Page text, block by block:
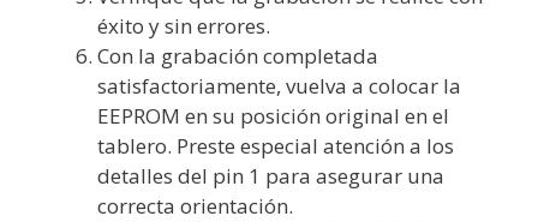
éxito y sin errores.
Con la grabación completada
satisfactoriamente, vuelva a colocar la
EEPROM en su posición original en el
tablero. Preste especial atención a los
detalles del pin 1 para asegurar una
correcta orientación.